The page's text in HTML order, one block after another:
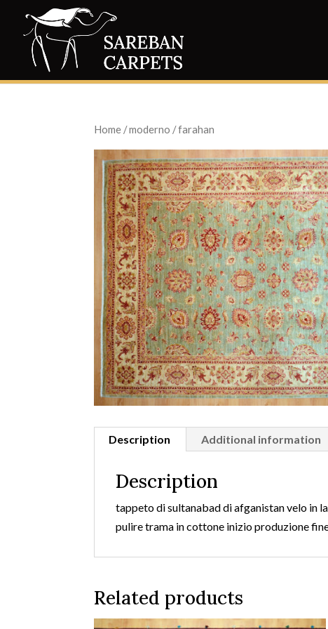
Home /moderno / farahan
Description Additional information
Description
tappeto di sultanabad di afganistan velo in
pulire trama in cottone inizio produzione
Related products